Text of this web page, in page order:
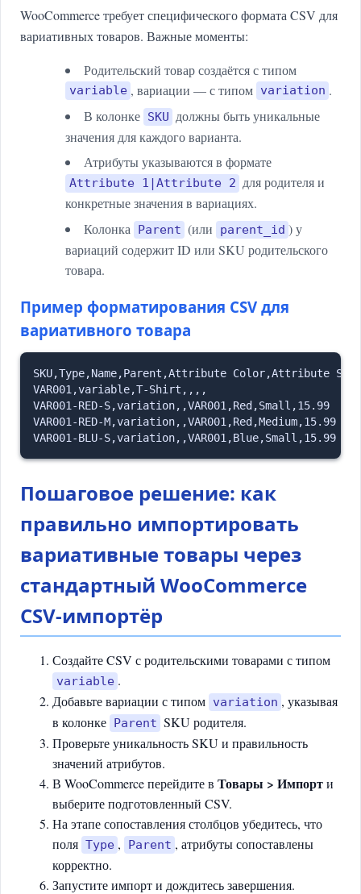
WooCommerce требует специфического формата CSV для
вариативных товаров. Важные моменты:
Родительский товар создаётся с типом
variable , вариации — с типом variation .
В колонке SKU должны быть уникальные
значения для каждого варианта.
Атрибуты указываются в формате
Attribute 1|Attribute 2 для родителя и
конкретные значения в вариациях.
Колонка
Parent (или parent_id ) у
вариаций содержит ID или SKU родительского
товара.
Пример форматирования CSV для
вариативного товара
SKU,Type,Name,Parent,Attribute Color,Attribute
VAR001,variable,T-Shirt,,,,
VAR001-RED-S,variation,,VAR001,Red,Small,15.99
VAR001-RED-M,variation,,VAR001,Red,Medium,15.99
Пошаговое решение: как
правильно импортировать
вариативные товары через
стандартный WooCommerce
CSV-импортёр
Создайте CSV с родительскими товарами с типом
variable .
Добавьте вариации с типом variation , указывая
в колонке Parent SKU родителя.
Проверьте уникальность SKU и правильность
значений атрибутов.
В WooCommerce перейдите в Товары > Импорти
выберите подготовленный CSV.
На этапе сопоставления столбцов убедитесь, что
поля Type , Parent , атрибуты сопоставлены
корректно.
Запустите импорт и дождитесь завершения.